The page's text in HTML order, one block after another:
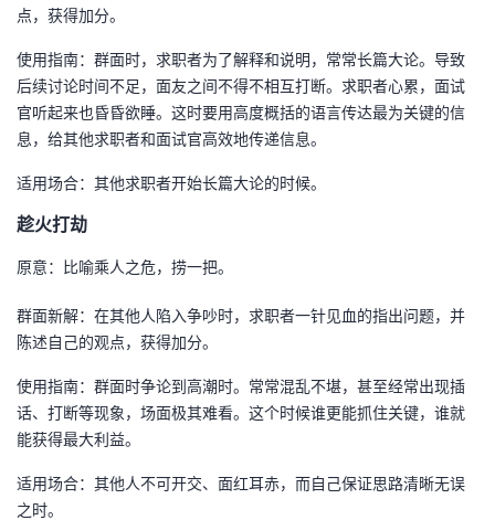
点，获得加分。
使用指南：群面时，求职者为了解释和说明，常常长篇大论。导致
后续讨论时间不足，面友之间不得不相互打断。求职者心累，面试
官听起来也昏昏欲睡。这时要用高度概括的语言传达最为关键的信
息，给其他求职者和面试官高效地传递信息。
适用场合：其他求职者开始长篇大论的时候。
趁火打劫
原意：比喻乘人之危，捞一把。
群面新解：在其他人陷入争吵时，求职者一针见血的指出问题，并
陈述自己的观点，获得加分。
使用指南：群面时争论到高潮时。常常混乱不堪，甚至经常出现插
话、打断等现象，场面极其难看。这个时候谁更能抓住关键，谁就
能获得最大利益。
适用场合：其他人不可开交、面红耳赤，而自己保证思路清晰无误
之时。